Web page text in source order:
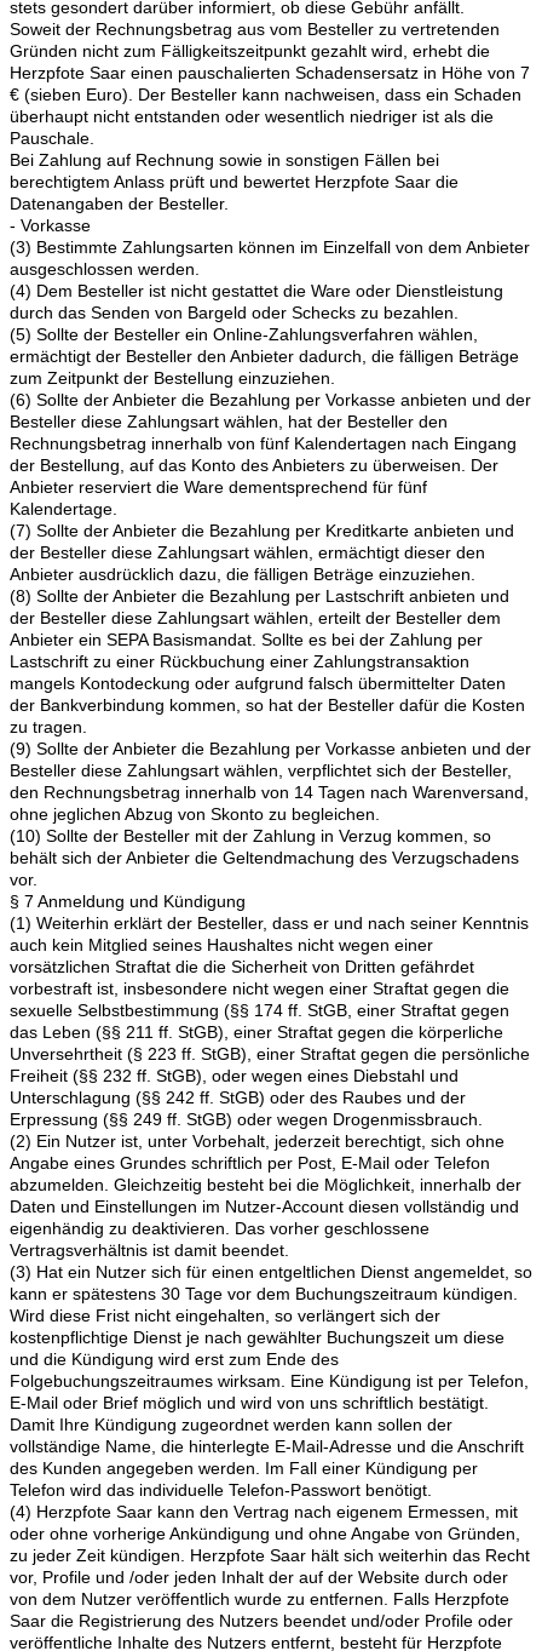
stets gesondert darüber informiert, ob diese Gebühr anfällt.
Soweit der Rechnungsbetrag aus vom Besteller zu vertretenden
Gründen nicht zum Fälligkeitszeitpunkt gezahlt wird, erhebt die
Herzpfote Saar einen pauschalierten Schadensersatz in Höhe von 7
€ (sieben Euro). Der Besteller kann nachweisen, dass ein Schaden
überhaupt nicht entstanden oder wesentlich niedriger ist als die
Pauschale.
Bei Zahlung auf Rechnung sowie in sonstigen Fällen bei
berechtigtem Anlass prüft und bewertet Herzpfote Saar die
Datenangaben der Besteller.
- Vorkasse
(3) Bestimmte Zahlungsarten können im Einzelfall von dem Anbieter
ausgeschlossen werden.
(4) Dem Besteller ist nicht gestattet die Ware oder Dienstleistung
durch das Senden von Bargeld oder Schecks zu bezahlen.
(5) Sollte der Besteller ein Online-Zahlungsverfahren wählen,
ermächtigt der Besteller den Anbieter dadurch, die fälligen Beträge
zum Zeitpunkt der Bestellung einzuziehen.
(6) Sollte der Anbieter die Bezahlung per Vorkasse anbieten und der
Besteller diese Zahlungsart wählen, hat der Besteller den
Rechnungsbetrag innerhalb von fünf Kalendertagen nach Eingang
der Bestellung, auf das Konto des Anbieters zu überweisen. Der
Anbieter reserviert die Ware dementsprechend für fünf
Kalendertage.
(7) Sollte der Anbieter die Bezahlung per Kreditkarte anbieten und
der Besteller diese Zahlungsart wählen, ermächtigt dieser den
Anbieter ausdrücklich dazu, die fälligen Beträge einzuziehen.
(8) Sollte der Anbieter die Bezahlung per Lastschrift anbieten und
der Besteller diese Zahlungsart wählen, erteilt der Besteller dem
Anbieter ein SEPA Basismandat. Sollte es bei der Zahlung per
Lastschrift zu einer Rückbuchung einer Zahlungstransaktion
mangels Kontodeckung oder aufgrund falsch übermittelter Daten
der Bankverbindung kommen, so hat der Besteller dafür die Kosten
zu tragen.
(9) Sollte der Anbieter die Bezahlung per Vorkasse anbieten und der
Besteller diese Zahlungsart wählen, verpflichtet sich der Besteller,
den Rechnungsbetrag innerhalb von 14 Tagen nach Warenversand,
ohne jeglichen Abzug von Skonto zu begleichen.
(10) Sollte der Besteller mit der Zahlung in Verzug kommen, so
behält sich der Anbieter die Geltendmachung des Verzugschadens
vor.
§ 7 Anmeldung und Kündigung
(1) Weiterhin erklärt der Besteller, dass er und nach seiner Kenntnis
auch kein Mitglied seines Haushaltes nicht wegen einer
vorsätzlichen Straftat die die Sicherheit von Dritten gefährdet
vorbestraft ist, insbesondere nicht wegen einer Straftat gegen die
sexuelle Selbstbestimmung (§§ 174 ff. StGB, einer Straftat gegen
das Leben (§§ 211 ff. StGB), einer Straftat gegen die körperliche
Unversehrtheit (§ 223 ff. StGB), einer Straftat gegen die persönliche
Freiheit (§§ 232 ff. StGB), oder wegen eines Diebstahl und
Unterschlagung (§§ 242 ff. StGB) oder des Raubes und der
Erpressung (§§ 249 ff. StGB) oder wegen Drogenmissbrauch.
(2) Ein Nutzer ist, unter Vorbehalt, jederzeit berechtigt, sich ohne
Angabe eines Grundes schriftlich per Post, E-Mail oder Telefon
abzumelden. Gleichzeitig besteht bei die Möglichkeit, innerhalb der
Daten und Einstellungen im Nutzer-Account diesen vollständig und
eigenhändig zu deaktivieren. Das vorher geschlossene
Vertragsverhältnis ist damit beendet.
(3) Hat ein Nutzer sich für einen entgeltlichen Dienst angemeldet, so
kann er spätestens 30 Tage vor dem Buchungszeitraum kündigen.
Wird diese Frist nicht eingehalten, so verlängert sich der
kostenpflichtige Dienst je nach gewählter Buchungszeit um diese
und die Kündigung wird erst zum Ende des
Folgebuchungszeitraumes wirksam. Eine Kündigung ist per Telefon,
E-Mail oder Brief möglich und wird von uns schriftlich bestätigt.
Damit Ihre Kündigung zugeordnet werden kann sollen der
vollständige Name, die hinterlegte E-Mail-Adresse und die Anschrift
des Kunden angegeben werden. Im Fall einer Kündigung per
Telefon wird das individuelle Telefon-Passwort benötigt.
(4) Herzpfote Saar kann den Vertrag nach eigenem Ermessen, mit
oder ohne vorherige Ankündigung und ohne Angabe von Gründen,
zu jeder Zeit kündigen. Herzpfote Saar hält sich weiterhin das Recht
vor, Profile und /oder jeden Inhalt der auf der Website durch oder
von dem Nutzer veröffentlich wurde zu entfernen. Falls Herzpfote
Saar die Registrierung des Nutzers beendet und/oder Profile oder
veröffentliche Inhalte des Nutzers entfernt, besteht für Herzpfote